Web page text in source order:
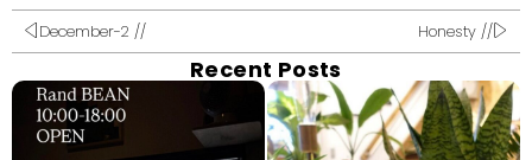
December-2 // Honesty //
Recent Posts